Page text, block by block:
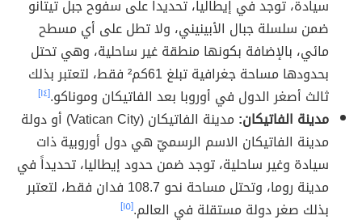
سيادة، توجد في إيطاليا، تحديداً على سفوح جبل تيتانو
ضمن سلسلة جبال الأبينيني، ولا تطل على أي مسطح
مائي، بالإضافة بكونها منطقة غير ساحلية، وهي تحتل
بحدودها مساحة جغرافية تبلغ 61كم² فقط، لتعتبر بذلك
ثالث أصغر الدول في أوروبا بعد الفاتيكان وموناكو.[١٤]
مدينة الفاتيكان:
مدينة الفاتيكان (Vatican City) أو دولة
مدينة الفاتيكان الاسم الرسميّ هي دول أوروبية ذات
سيادة وغير ساحلية، توجد ضمن حدود إيطاليا، تحديداً في
مدينة روما، وتحتل مساحة نحو 108.7 فدان فقط، لتعتبر
بذلك صغر دولة مستقلة في العالم.[١٥]